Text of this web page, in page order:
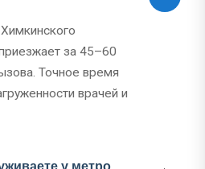
за 45–60
Точное время
врачей и